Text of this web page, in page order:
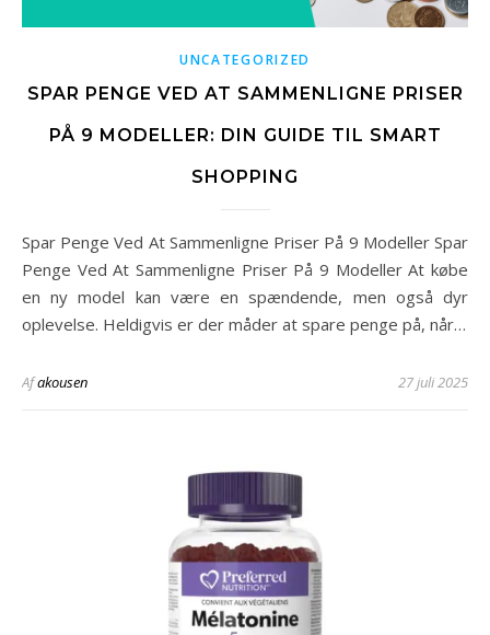
UNCATEGORIZED
SPAR PENGE VED AT SAMMENLIGNE PRISER
PÅ 9 MODELLER: DIN GUIDE TIL SMART
SHOPPING
Spar Penge Ved At Sammenligne Priser På 9 Modeller Spar
Penge Ved At Sammenligne Priser På 9 Modeller At købe
en ny model kan være en spændende, men også dyr
oplevelse. Heldigvis er der måder at spare penge på, når…
Afakousen 27 juli 2025